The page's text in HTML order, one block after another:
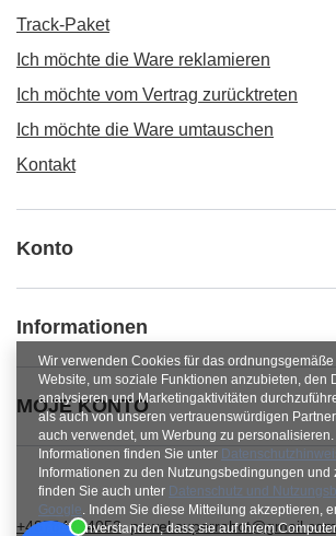
Track-Paket
Ich möchte die Ware reklamieren
Ich möchte vom Vertrag zurücktreten
Ich möchte die Ware umtauschen
Kontakt
Konto
Informationen
MOJE KONTO
+48784454053 pawel.superrobot@gmail.com
Wir verwenden Cookies für das
Website, um soziale Funktionen anzubieten, den
analysieren und Marketingaktivitäten
als auch von unseren vertrauenswürdigen
auch verwendet, um Werbung zu personalisieren.
Informationen finden Sie unter
Informationen zu den Nutzungsbedingungen und
finden Sie auch unter Datenschutz und
Google. Indem Sie diese Mitteilung akzeptieren,
damit einverstanden, dass sie auf Ihrem